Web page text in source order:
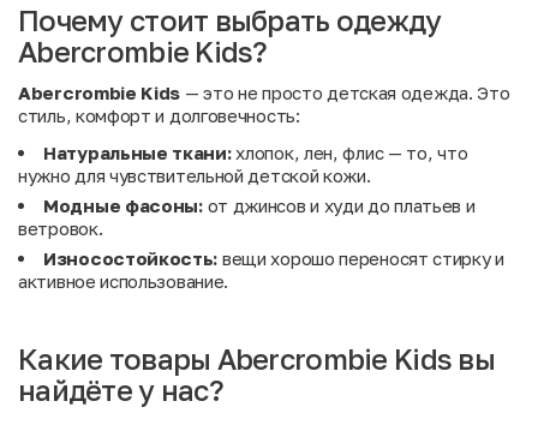
Почему стоит выбрать одежду
Abercrombie Kids?
Abercrombie Kids — это не просто детская одежда. Это
стиль, комфорт и долговечность:
Натуральные ткани:хлопок, лен, флис — то, что
нужно для чувствительной детской кожи.
Модные фасоны:от джинсов и худи до платьев и
ветровок.
Износостойкость: вещи хорошо переносят стирку и
активное использование.
Какие товары Abercrombie Kids вы
найдёте у нас?